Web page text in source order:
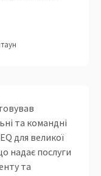
та командні
для великої
надає послуги
та